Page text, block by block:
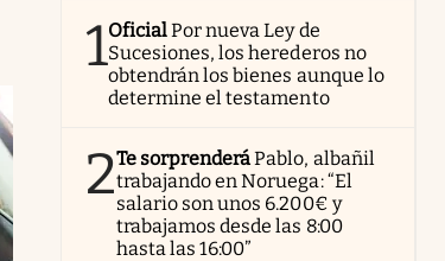
1OficialPor nueva Ley de
Sucesiones, los herederos no
obtendrán los bienes aunque lo
determine el testamento
2Te sorprenderáPablo, albañil
trabajando en Noruega: “El
salario son unos 6.200€ y
trabajamos desde las 8:00
hasta las 16:00”